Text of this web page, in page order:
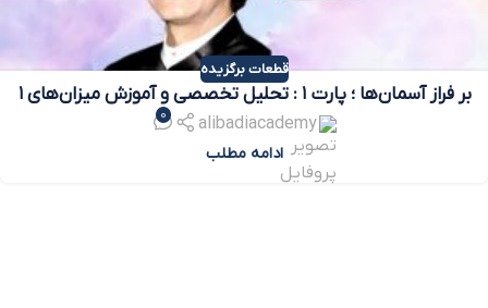
قطعات برگزیده
بر فراز آسمان‌ها ؛ پارت ۱ : تحلیل تخصصی و آموزش میزان‌های ۱
alibadiacademy
0
ادامه مطلب